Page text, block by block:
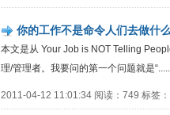
你的工作不是命令人们去做什么
本文是从 Your Job is NOT Telling
理/管理者。我要问的第一个问题就是
2011-04-12 11:01:34 阅读：749 标签：